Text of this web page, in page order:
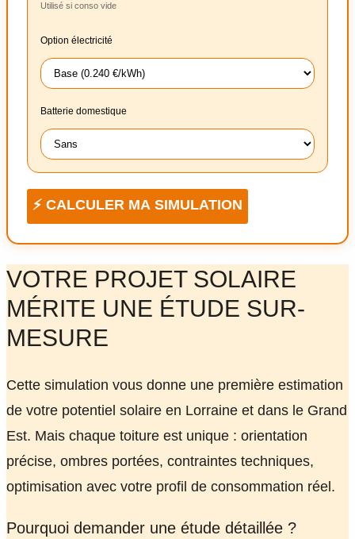
Utilisé si conso vide
Option électricité
Batterie domestique
⚡ CALCULER MA SIMULATION
VOTRE PROJET SOLAIRE
MÉRITE UNE ÉTUDE SUR-
MESURE
Cette simulation vous donne une première estimation
de votre potentiel solaire en Lorraine et dans le Grand
Est. Mais chaque toiture est unique : orientation
précise, ombres portées, contraintes techniques,
optimisation avec votre profil de consommation réel.
Pourquoi demander une étude détaillée ?